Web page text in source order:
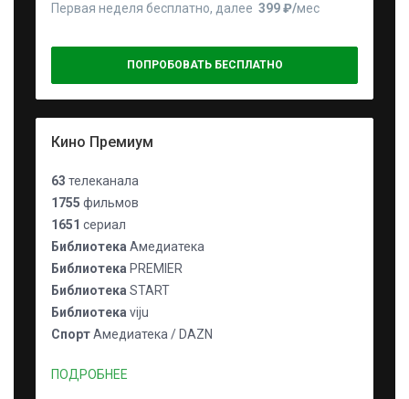
Первая неделя бесплатно, далее 399 ₽⁠/⁠мес
ПОПРОБОВАТЬ БЕСПЛАТНО
Кино Премиум
63 телеканала
1755 фильмов
1651 сериал
Библиотека Амедиатека
Библиотека PREMIER
Библиотека START
Библиотека viju
СпортАмедиатека / DAZN
ПОДРОБНЕЕ